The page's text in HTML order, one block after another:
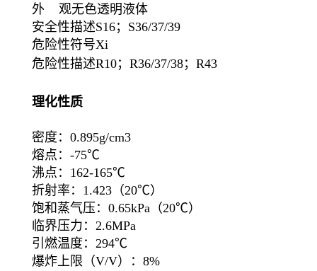
外 观无色透明液体
安全性描述S16；S36/37/39
危险性符号Xi
危险性描述R10；R36/37/38；R43
理化性质
密度：0.895g/cm3
熔点：-75℃
沸点：162-165℃
折射率：1.423（20℃）
饱和蒸气压：0.65kPa（20℃）
临界压力：2.6MPa
引燃温度：294℃
爆炸上限（V/V）：8%